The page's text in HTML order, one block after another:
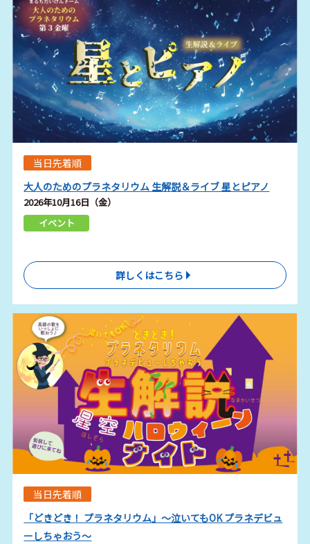
当日先着順
大人のためのプラネタリウム 生解説＆ライブ 星とピアノ
2026年10月16日（金）
イベント
詳しくはこちら
当日先着順
「どきどき！ プラネタリウム」～泣いてもOK プラネデビュ
ーしちゃおう～